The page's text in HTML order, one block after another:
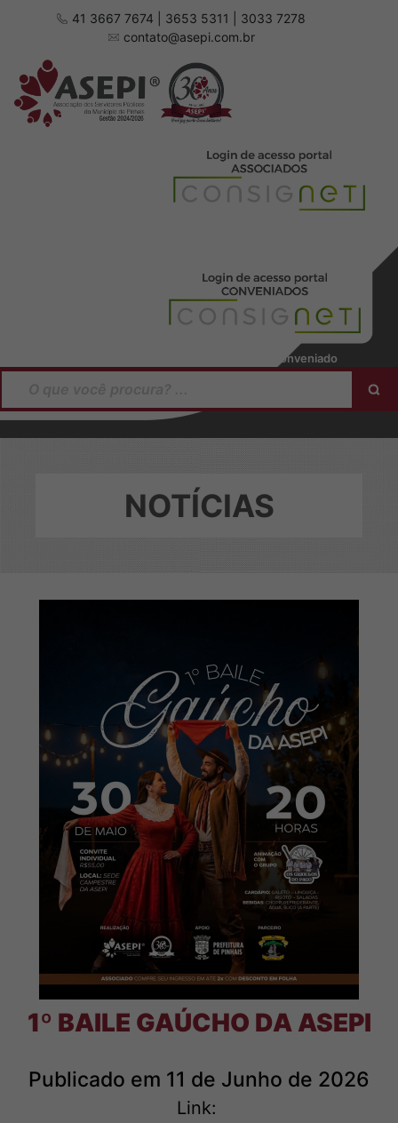
41 3667 7674 | 3653 5311 | 3033 7278
contato@asepi.com.br
Baixar manual Conveniado
Login do Conveniado
Contato
Login Associado
Baixe o APP e acesse via mobile
NOTÍCIAS
1º BAILE GAÚCHO DA ASEPI
Publicado em 11 de Junho de 2026
Link: